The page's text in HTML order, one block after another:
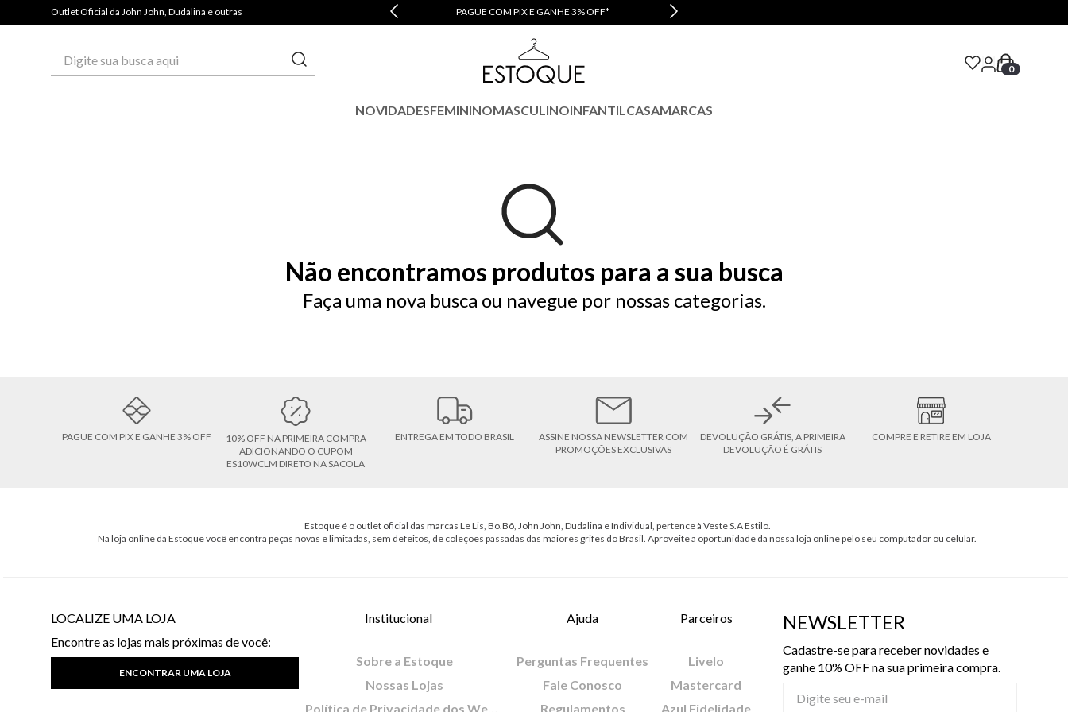
Outlet Oficial da John John, Dudalina e outras PAGUE COM PIX E GANHE 3% OFF*
0
NOVIDADESFEMININOMASCULINOINFANTILCASAMARCAS
Não encontramos produtos para a sua busca
Faça uma nova busca ou navegue por nossas categorias.
PAGUE COM PIX E GANHE 3% OFF
10% OFF NA PRIMEIRA COMPRA
ADICIONANDO O CUPOM
ES10WCLM DIRETO NA SACOLA
ENTREGA EM TODO BRASIL
ASSINE NOSSA NEWSLETTER COM
PROMOÇÕES EXCLUSIVAS
DEVOLUÇÃO GRÁTIS, A PRIMEIRA
DEVOLUÇÃO É GRÁTIS
COMPRE E RETIRE EM LOJA
Estoque é o outlet oficial das marcas Le Lis, Bo.Bô, John John, Dudalina e Individual, pertence à Veste S.A Estilo.
Na loja online da Estoque você encontra peças novas e limitadas, sem defeitos, de coleções passadas das maiores grifes do Brasil. Aproveite a oportunidade da nossa loja online pelo seu computador ou celular.
LOCALIZE UMA LOJA
Encontre as lojas mais próximas de você:
ENCONTRAR UMA LOJA
Institucional
Sobre a Estoque
Nossas Lojas
Ajuda
Perguntas Frequentes
Fale Conosco
Regulamentos
Parceiros
Livelo
Mastercard
Azul Fidelidade
NEWSLETTER
Cadastre-se para receber novidades e
ganhe 10% OFF na sua primeira compra.